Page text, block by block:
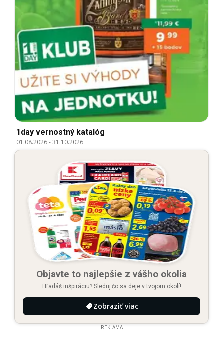
1day vernostný katalóg
01.08.2026-31.10.2026
Objavte to najlepšie z vášho okolia
Hľadáš inšpiráciu? Sleduj čo sa deje v tvojom okolí!
Zobraziť viac
REKLAMA